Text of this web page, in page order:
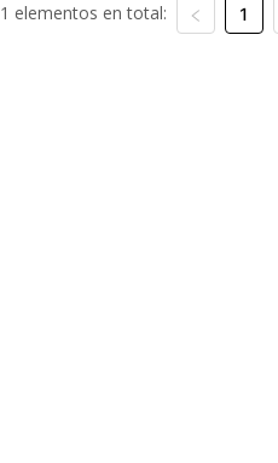
1 elementos en total: 1